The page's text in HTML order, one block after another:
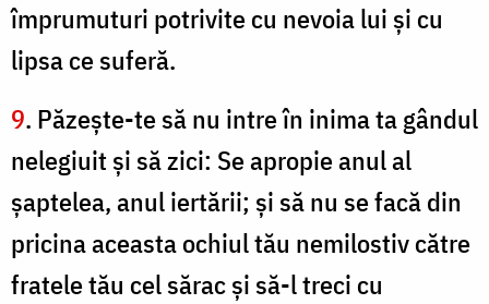
împrumuturi potrivite cu nevoia lui şi cu
lipsa ce suferă.
9. Păzeşte-te să nu intre în inima ta gândul
nelegiuit şi să zici: Se apropie anul al
şaptelea, anul iertării; şi să nu se facă din
pricina aceasta ochiul tău nemilostiv către
fratele tău cel sărac şi să-l treci cu